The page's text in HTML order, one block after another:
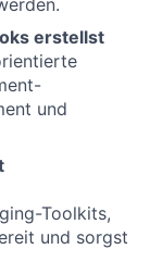
erstellst
und
Toolkits,
und sorgst